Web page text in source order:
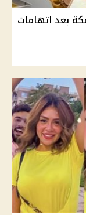
بعد اتهامات